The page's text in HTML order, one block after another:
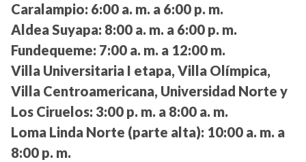
Caralampio: 6:00 a. m. a 6:00 p. m.
Aldea Suyapa: 8:00 a. m. a 6:00 p. m.
Fundequeme: 7:00 a. m. a 12:00 m.
Villa Universitaria I etapa, Villa Olímpica,
Villa Centroamericana, Universidad Norte y
Los Ciruelos: 3:00 p. m. a 8:00 a. m.
Loma Linda Norte (parte alta): 10:00 a. m. a
8:00 p. m.